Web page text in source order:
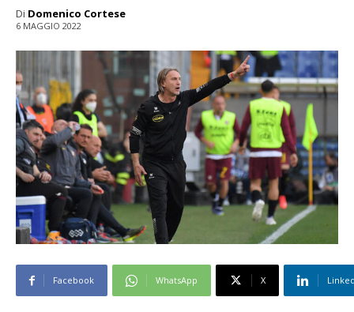
Di Domenico Cortese
6 MAGGIO 2022
Facebook WhatsApp X